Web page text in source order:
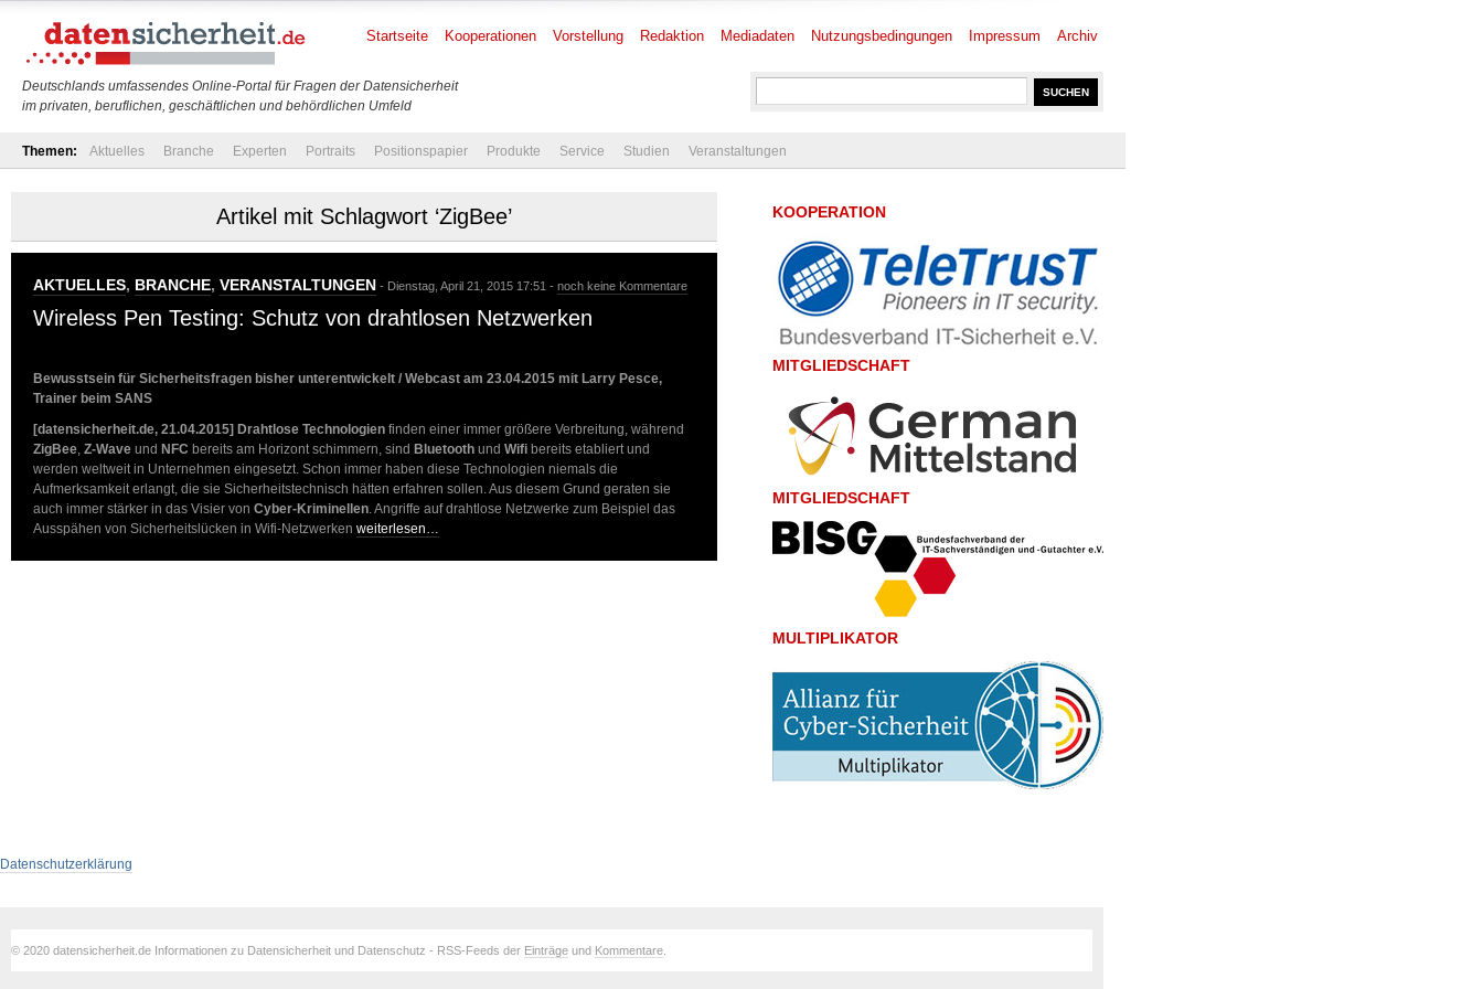
Deutschlands umfassendes Online-Portal für Fragen der Datensicherheit
im privaten, beruflichen, geschäftlichen und behördlichen Umfeld
Startseite Kooperationen Vorstellung Redaktion Mediadaten Nutzungsbedingungen Impressum Archiv
Themen: Aktuelles Branche Experten Portraits Positionspapier Produkte Service Studien Veranstaltungen
Artikel mit Schlagwort ‘ZigBee’
AKTUELLES, BRANCHE, VERANSTALTUNGEN - Dienstag, April 21, 2015 17:51 - noch keine Kommentare
Wireless Pen Testing: Schutz von drahtlosen Netzwerken
Bewusstsein für Sicherheitsfragen bisher unterentwickelt / Webcast am 23.04.2015 mit Larry Pesce,
Trainer beim SANS
[datensicherheit.de, 21.04.2015] Drahtlose Technologien finden einer immer größere Verbreitung, während
ZigBee, Z-Wave und NFC bereits am Horizont schimmern, sind Bluetooth und Wifi bereits etabliert und
werden weltweit in Unternehmen eingesetzt. Schon immer haben diese Technologien niemals die
Aufmerksamkeit erlangt, die sie Sicherheitstechnisch hätten erfahren sollen. Aus diesem Grund geraten sie
auch immer stärker in das Visier von Cyber-Kriminellen. Angriffe auf drahtlose Netzwerke zum Beispiel das
Ausspähen von Sicherheitslücken in Wifi-Netzwerken weiterlesen…
KOOPERATION
MITGLIEDSCHAFT
MITGLIEDSCHAFT
MULTIPLIKATOR
Datenschutzerklärung
© 2020 datensicherheit.de Informationen zu Datensicherheit und Datenschutz - RSS-Feeds der Einträge und Kommentare